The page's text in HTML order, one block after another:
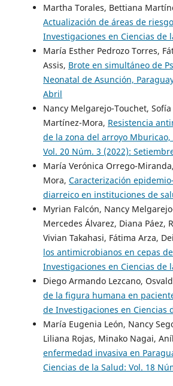
Martha Torales, Bettiana
Actualización de áreas de
Investigaciones en Ciencias de
María Esther Pedrozo Torres,
Assis, Brote en simultáneo de
Neonatal de Asunción,
Abril
Nancy Melgarejo-Touchet,
Martínez-Mora, Resistencia
de la zona del arroyo
Vol. 20 Núm. 3 (2022):
María Verónica Orrego-
Mora, Caracterización
diarreico en instituciones de
Myrian Falcón, Nancy
Mercedes Álvarez, Diana Páez,
Vivian Takahasi, Fátima Arza,
los antimicrobianos en cepas
Investigaciones en Ciencias de
Diego Armando Lezcano,
de la figura humana en
de Investigaciones en Ciencias
María Eugenia León, Nancy
Liliana Rojas, Minako Nagai,
enfermedad invasiva en
Ciencias de la Salud: Vol. 18